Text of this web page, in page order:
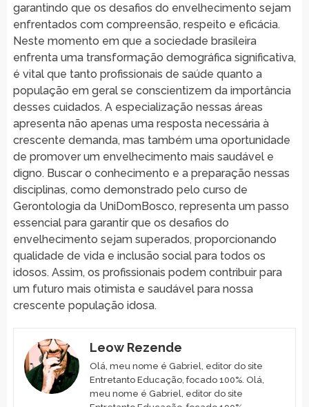
garantindo que os desafios do envelhecimento sejam
enfrentados com compreensão, respeito e eficácia.
Neste momento em que a sociedade brasileira
enfrenta uma transformação demográfica significativa,
é vital que tanto profissionais de saúde quanto a
população em geral se conscientizem da importância
desses cuidados. A especialização nessas áreas
apresenta não apenas uma resposta necessária à
crescente demanda, mas também uma oportunidade
de promover um envelhecimento mais saudável e
digno. Buscar o conhecimento e a preparação nessas
disciplinas, como demonstrado pelo curso de
Gerontologia da UniDomBosco, representa um passo
essencial para garantir que os desafios do
envelhecimento sejam superados, proporcionando
qualidade de vida e inclusão social para todos os
idosos. Assim, os profissionais podem contribuir para
um futuro mais otimista e saudável para nossa
crescente população idosa.
Leow Rezende
Olá, meu nome é Gabriel, editor do site
Entretanto Educação, focado 100%. Olá,
meu nome é Gabriel, editor do site